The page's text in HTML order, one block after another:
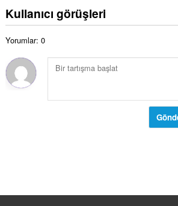
s
ı
y
s
ı
s
l
o
y
y
Kullanıcı görüşleri
Yorumlar: 0